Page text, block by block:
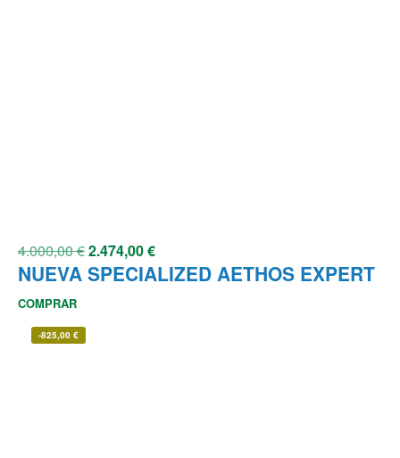
4.000,00€2.474,00€
NUEVA SPECIALIZED AETHOS EXPERT
COMPRAR
-825,00 €